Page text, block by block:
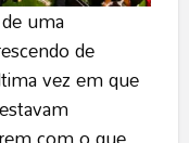
uma
de
vez em que